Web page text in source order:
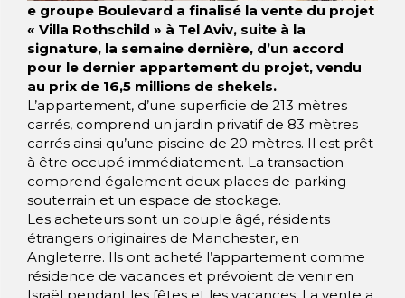
e groupe Boulevard a finalisé la vente du projet
« Villa Rothschild » à Tel Aviv, suite à la
signature, la semaine dernière, d’un accord
pour le dernier appartement du projet, vendu
au prix de 16,5 millions de shekels.
L’appartement, d’une superficie de 213 mètres
carrés, comprend un jardin privatif de 83 mètres
carrés ainsi qu’une piscine de 20 mètres. Il est prêt
à être occupé immédiatement. La transaction
comprend également deux places de parking
souterrain et un espace de stockage.
Les acheteurs sont un couple âgé, résidents
étrangers originaires de Manchester, en
Angleterre. Ils ont acheté l’appartement comme
résidence de vacances et prévoient de venir en